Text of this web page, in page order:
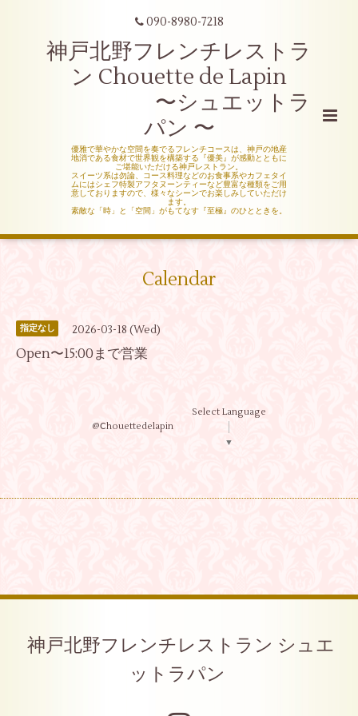
090-8980-7218
神戸北野フレンチレストラ
ン Chouette de Lapin
〜シュエットラ
パン 〜
優雅で華やかな空間を奏でるフレンチコースは、神戸の地産
地消である食材で世界観を構築する『優美』が感動とともに
ご堪能いただける神戸レストラン。
スイーツ系は勿論、コース料理などのお食事系やカフェタイ
ムにはシェフ特製アフタヌーンティーなど豊富な種類をご用
意しておりますので、様々なシーンでお楽しみしていただけ
ます。
素敵な「時」と「空間」がもてなす『至極』のひとときを。
Calendar
指定なし 2026-03-18 (Wed)
Open〜15:00まで営業
@Ⅽhouettedelapin
Select Language
▼
神戸北野フレンチレストラン シュエ
ットラパン